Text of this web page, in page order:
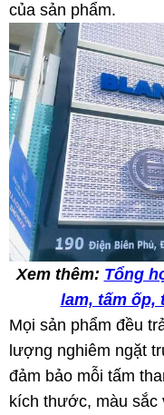
của sản phẩm.
Xem thêm: Tổng
lam, tấm ốp,
Mọi sản phẩm đều
lượng nghiêm ngặt
đảm bảo mỗi tấm
kích thước, màu sắc